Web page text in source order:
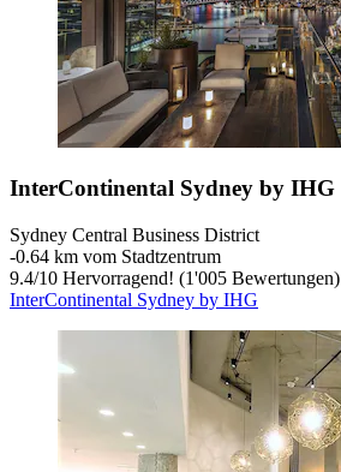
InterContinental Sydney by IHG
Sydney Central Business District
‐0.64 km vom Stadtzentrum
9.4/10 Hervorragend! (1'005 Bewertungen)
InterContinental Sydney by IHG